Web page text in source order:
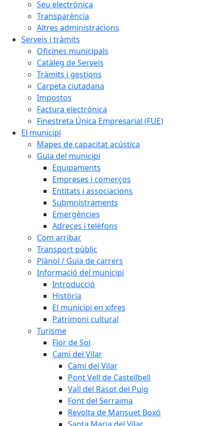
Seu electrònica
Transparència
Altres administracions
Serveis i tràmits
Oficines municipals
Catàleg de Serveis
Tràmits i gestions
Carpeta ciutadana
Impostos
Factura electrònica
Finestreta Única Empresarial (FUE)
El municipi
Mapes de capacitat acústica
Guia del municipi
Equipaments
Empreses i comerços
Entitats i associacions
Submnistraments
Emergències
Adreces i telèfons
Com arribar
Transport públic
Plànol / Guia de carrers
Informació del municipi
Introducció
Història
El municipi en xifres
Patrimoni cultural
Turisme
Flor de Sol
Camí del Vilar
Camí del Vilar
Pont Vell de Castellbell
Vall del Rasot del Puig
Font del Serraïma
Revolta de Mansuet Boxó